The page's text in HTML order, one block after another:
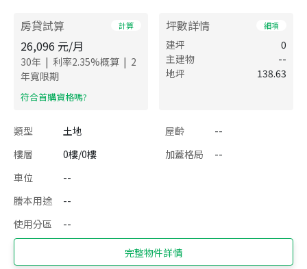
房貸試算 計算
26,096 元/月
30年 | 利率2.35%概算 | 2
年寬限期
​符合首購資格嗎?
坪數詳情 細項
建坪
0
主建物
--
地坪
138.63
類型 土地 屋齡
--
樓層
0樓/0樓 加蓋格局
--
車位
--
謄本用途
--
使用分區
--
完整物件詳情